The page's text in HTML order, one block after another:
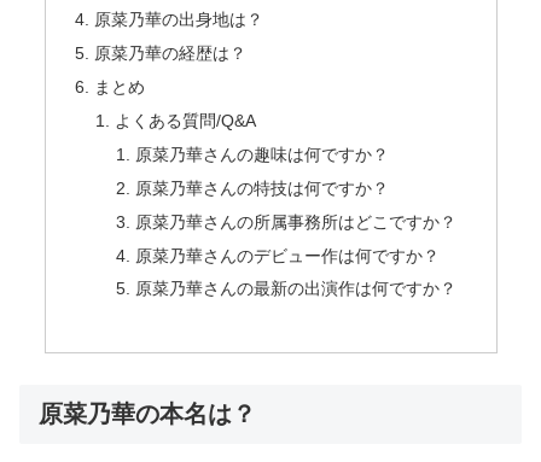
原菜乃華の出身地は？
原菜乃華の経歴は？
まとめ
よくある質問/Q&A
原菜乃華さんの趣味は何ですか？
原菜乃華さんの特技は何ですか？
原菜乃華さんの所属事務所はどこですか？
原菜乃華さんのデビュー作は何ですか？
原菜乃華さんの最新の出演作は何ですか？
原菜乃華の本名は？